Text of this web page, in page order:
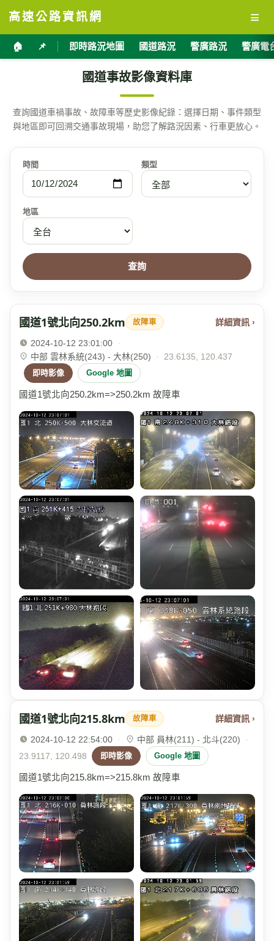
高速公路資訊網 ≡
🏠 📌 即時路況地圖 國道路況 警廣路況 警廣電
國道事故影像資料庫
查詢國道車禍事故、故障車等歷史影像紀錄：選擇日期、事件類型
與地區即可回溯交通事故現場，助您了解路況因素、行車更放心。
時間 類型
地區
查詢
國道1號北向250.2km 故障車 詳細資訊 ›
2024-10-12 23:01:00
·
中部 雲林系統(243) - 大林(250)
· 23.6135, 120.437
即時影像 Google 地圖
國道1號北向250.2km=>250.2km 故障車
國道1號北向215.8km 故障車 詳細資訊 ›
2024-10-12 22:54:00 · 中部 員林(211) - 北斗(220)
·
23.9117, 120.498
即時影像 Google 地圖
國道1號北向215.8km=>215.8km 故障車